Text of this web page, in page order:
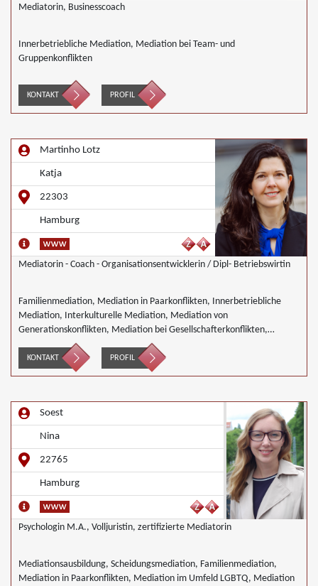
Mediatorin, Businesscoach
Innerbetriebliche Mediation, Mediation bei Team- und
Gruppenkonflikten
KONTAKT PROFIL
Martinho Lotz
Katja
22303
Hamburg
Mediatorin - Coach - Organisationsentwicklerin / Dipl- Betriebswirtin
Familienmediation, Mediation in Paarkonflikten, Innerbetriebliche
Mediation, Interkulturelle Mediation, Mediation von
Generationskonflikten, Mediation bei Gesellschafterkonflikten,
Mediation bei Team- und Gruppenkonflikten, Mediation von
Unternehmensnachfolgen, Nachbarschaftsmediation,
Wirtschaftsmediation
KONTAKT PROFIL
Soest
Nina
22765
Hamburg
Psychologin M.A., Volljuristin, zertifizierte Mediatorin
Mediationsausbildung, Scheidungsmediation, Familienmediation,
Mediation in Paarkonflikten, Mediation im Umfeld LGBTQ, Mediation